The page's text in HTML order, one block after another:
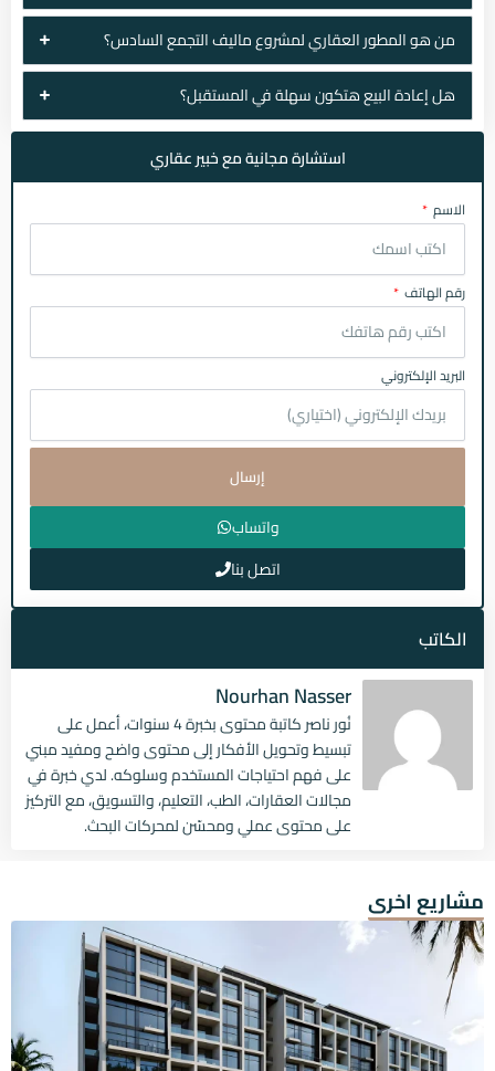
من هو المطور العقاري لمشروع ماليف التجمع السادس؟
هل إعادة البيع هتكون سهلة في المستقبل؟
استشارة مجانية مع خبير عقاري
الاسم
رقم الهاتف
البريد الإلكتروني
إرسال
واتساب
اتصل بنا
الكاتب
Nourhan Nasser
نُور ناصر كاتبة محتوى بخبرة 4 سنوات، أعمل على
تبسيط وتحويل الأفكار إلى محتوى واضح ومفيد مبني
على فهم احتياجات المستخدم وسلوكه. لدي خبرة في
مجالات العقارات، الطب، التعليم، والتسويق، مع التركيز
على محتوى عملي ومحسّن لمحركات البحث.
مشاريع اخرى